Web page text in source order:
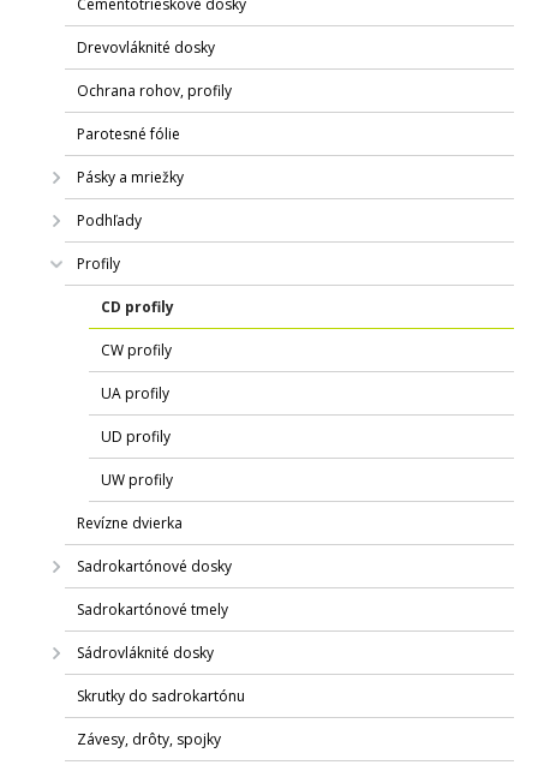
Drevovláknité dosky
Ochrana rohov, profily
Parotesné fólie
Pásky a mriežky
Podhľady
Profily
CD profily
CW profily
UA profily
UD profily
UW profily
Revízne dvierka
Sadrokartónové dosky
Sadrokartónové tmely
Sádrovláknité dosky
Skrutky do sadrokartónu
Závesy, drôty, spojky